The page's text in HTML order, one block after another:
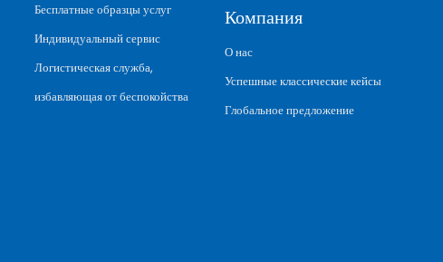
Бесплатные образцы услуг
Индивидуальный сервис
Логистическая служба,
избавляющая от беспокойства
Компания
О нас
Успешные классические кейсы
Глобальное предложение